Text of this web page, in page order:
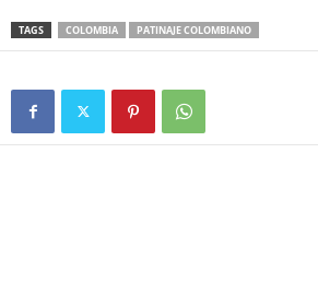
TAGS COLOMBIA PATINAJE COLOMBIANO